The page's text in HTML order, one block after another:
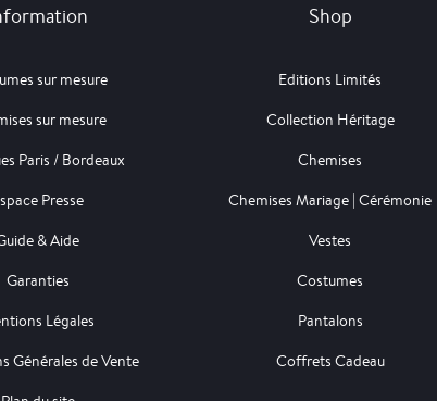
sur mesure
sur mesure
Paris / Bordeaux
Presse
& Aide
Garanties
Légales
Générales de Vente
Shop
Editions Limités
Collection Héritage
Chemises
Chemises Mariage | Cérémonie
Vestes
Costumes
Pantalons
Coffrets Cadeau